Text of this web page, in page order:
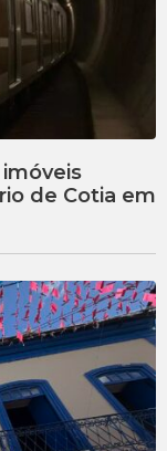
de Cotia em